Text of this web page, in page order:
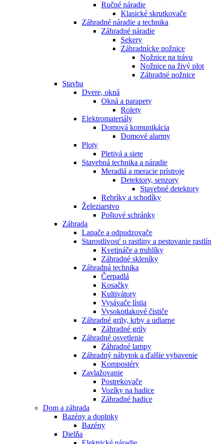
Ručné náradie
Klasické skrutkovače
Záhradné náradie a technika
Záhradné náradie
Sekery
Záhradnícke nožnice
Nožnice na trávu
Nožnice na živý plot
Záhradné nožnice
Stavba
Dvere, okná
Okná a parapety
Rolety
Elektromateriály
Domová komunikácia
Domové alarmy
Ploty
Pletivá a siete
Stavebná technika a náradie
Meradlá a meracie prístroje
Detektory, senzory
Stavebné detektory
Rebríky a schodíky
Železiarstvo
Poštové schránky
Záhrada
Lapače a odpudzovače
Starostlivosť o rastliny a pestovanie rastlín
Kvetináče a truhlíky
Záhradné skleníky
Záhradná technika
Čerpadlá
Kosačky
Kultivátory
Vysávače lístia
Vysokotlakové čističe
Záhradné grily, krby a udiarne
Záhradné grily
Záhradné osvetlenie
Záhradné lampy
Záhradný nábytok a ďalšie vybavenie
Kompostéry
Zavlažovanie
Postrekovače
Vozíky na hadice
Záhradné hadice
Dom a záhrada
Bazény a doplnky
Bazény
Dielňa